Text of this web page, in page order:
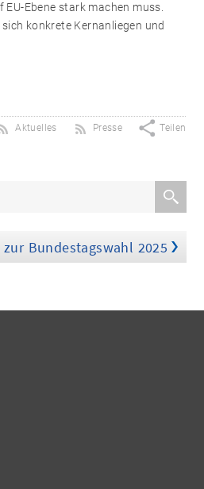
Ebene stark machen muss.
konkrete Kernanliegen und
Teilen
Presse
Aktuelles
Bundestagswahl 2025